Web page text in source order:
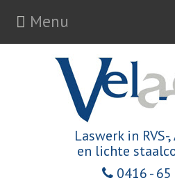
Menu
Laswerk in RVS-,
en lichte
0416 -